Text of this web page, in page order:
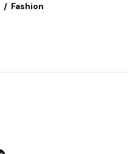
Fashion